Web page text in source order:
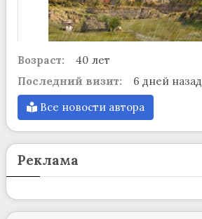
Возраст:
40 лет
Последний визит:
6 дней назад
Все новости автора
Реклама